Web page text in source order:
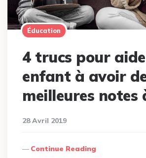
Éducation
4 trucs pour
enfant à avoir
meilleures notes
28 Avril 2019
Continue Reading